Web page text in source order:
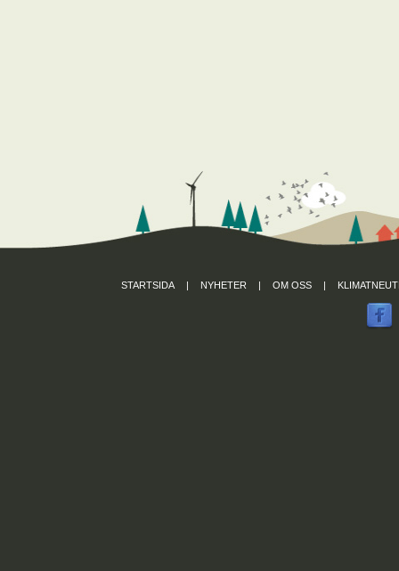
STARTSIDA | NYHETER | OM OSS |